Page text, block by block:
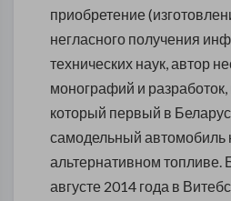
приобретение
негласного получения
технических наук, автор
монографий и разработок,
который первый в
самодельный автомобиль
альтернативном топливе.
августе 2014 года в